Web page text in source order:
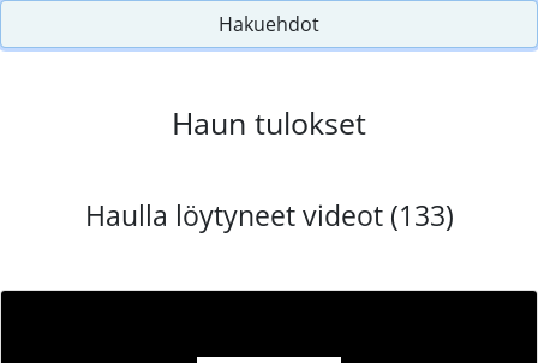
Hakuehdot
Haun tulokset
Haulla löytyneet videot (133)